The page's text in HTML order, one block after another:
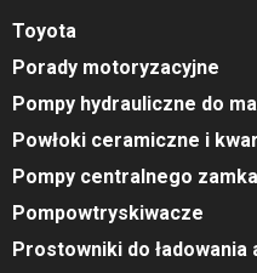
Toyota
Porady motoryzacyjne
Pompy hydrauliczne do
Powłoki ceramiczne i
Pompy centralnego zamka
Pompowtryskiwacze
Prostowniki do